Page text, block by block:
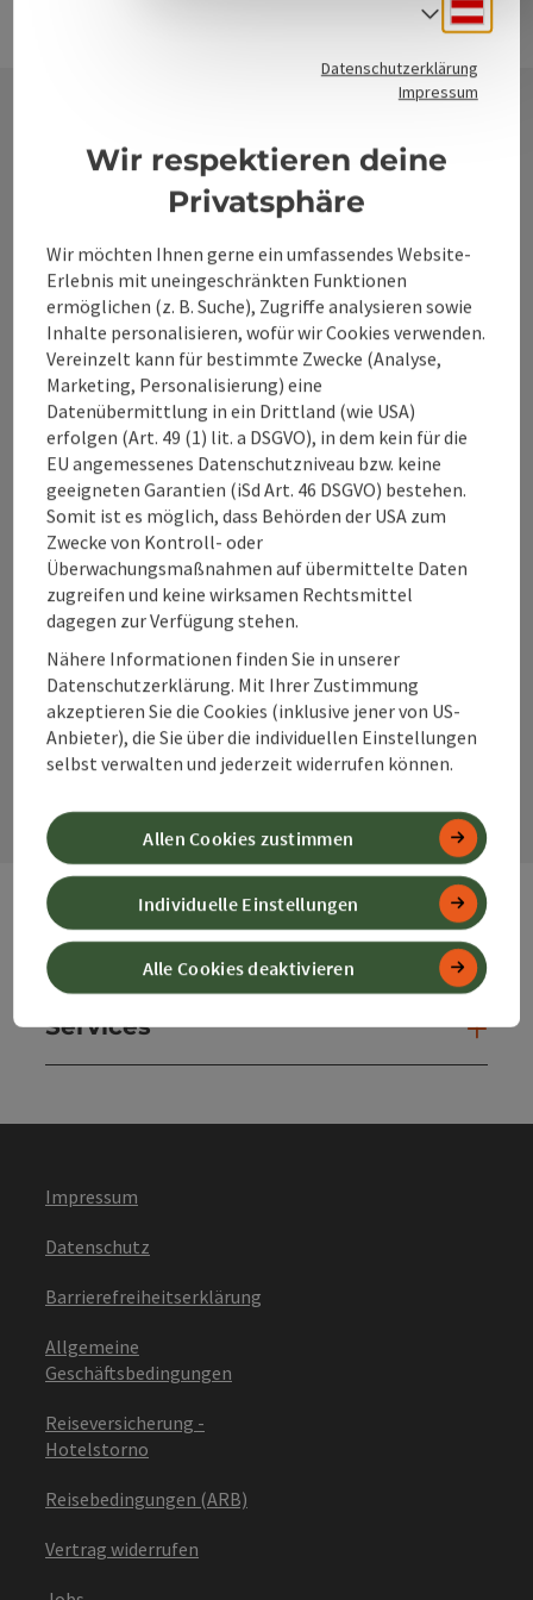
Kontakt
Alpenland Tourismus GmbH
Bahnhofstraße 2
4580 Windischgarsten
+43 50 360 360 360
info@360alpenland.com
Kontaktformular
Webseiten
Services
Impressum
Datenschutz
Barrierefreiheitserklärung
Allgemeine
Geschäftsbedingungen
Reiseversicherung -
Hotelstorno
Reisebedingungen (ARB)
Vertrag widerrufen
Datenschutzerklärung
Impressum
Wir respektieren deine
Privatsphäre
Wir möchten Ihnen gerne ein umfassendes Website-
Erlebnis mit uneingeschränkten Funktionen
ermöglichen (z. B. Suche), Zugriffe analysieren sowie
Inhalte personalisieren, wofür wir Cookies verwenden.
Vereinzelt kann für bestimmte Zwecke (Analyse,
Marketing, Personalisierung) eine
Datenübermittlung in ein Drittland (wie USA)
erfolgen (Art. 49 (1) lit. a DSGVO), in dem kein für die
EU angemessenes Datenschutzniveau bzw. keine
geeigneten Garantien (iSd Art. 46 DSGVO) bestehen.
Somit ist es möglich, dass Behörden der USA zum
Zwecke von Kontroll- oder
Überwachungsmaßnahmen auf übermittelte Daten
zugreifen und keine wirksamen Rechtsmittel
dagegen zur Verfügung stehen.
Nähere Informationen finden Sie in unserer
Datenschutzerklärung. Mit Ihrer Zustimmung
akzeptieren Sie die Cookies (inklusive jener von US-
Anbieter), die Sie über die individuellen Einstellungen
selbst verwalten und jederzeit widerrufen können.
Alle Cookies deaktivieren
Individuelle Einstellungen
Allen Cookies zustimmen